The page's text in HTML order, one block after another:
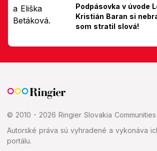
Podpásovka v úvode
Kristián Baran si
som stratil slová!
© 2010 - 2026 Ringier Slovakia Communities
Autorské práva sú vyhradené a vykonáva
portálu.